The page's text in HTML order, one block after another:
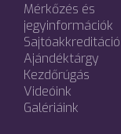
Mérkőzés és
jegyinformációk
Sajtóakkreditáció
Ajándéktárgy
Kezdőrúgás
Videóink
Galériáink